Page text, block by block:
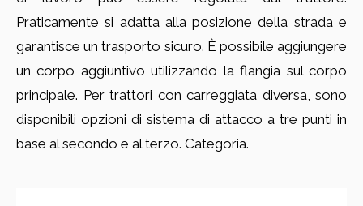
Praticamente si adatta alla posizione della strada e
garantisce un trasporto sicuro. È possibile aggiungere
un corpo aggiuntivo utilizzando la flangia sul corpo
principale. Per trattori con carreggiata diversa, sono
disponibili opzioni di sistema di attacco a tre punti in
base al secondo e al terzo. Categoria.